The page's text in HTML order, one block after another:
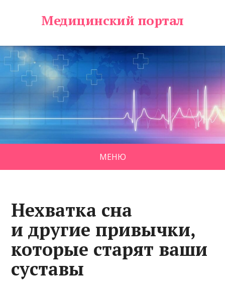
Медицинский портал
МЕНЮ
Нехватка сна
и другие привычки,
которые старят ваши
суставы